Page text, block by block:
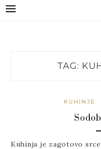
TAG:
KUHINJE
Kuhinja je zagotovo